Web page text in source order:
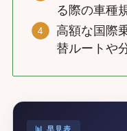
る際の車種
高額な国際
替ルートや